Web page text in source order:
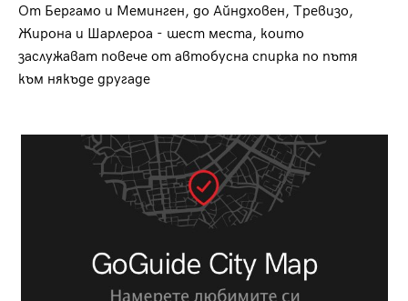
От Бергамо и Меминген, до Айндховен, Тревизо,
Жирона и Шарлероа - шест места, които
заслужават повече от автобусна спирка по пътя
към някъде другаде